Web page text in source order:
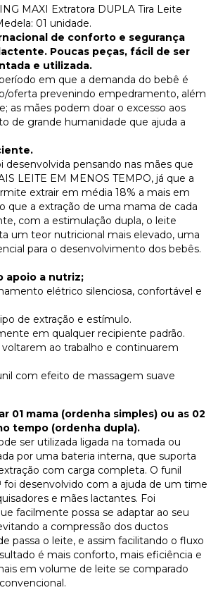
MAXI Extratora DUPLA Tira Leite
01 unidade.
de conforto e segurança
Poucas peças, fácil de ser
e utilizada.
em que a demanda do bebê é
oferta prevenindo empedramento, além
as mães podem doar o excesso aos
de grande humanidade que ajuda a
desenvolvida pensando nas mães que
LEITE EM MENOS TEMPO, já que a
extrair em média 18% a mais em
que a extração de uma mama de cada
com a estimulação dupla, o leite
um teor nutricional mais elevado, uma
para o desenvolvimento dos bebês.
apoio a nutriz;
elétrico silenciosa, confortável e
de extração e estímulo.
em qualquer recipiente padrão.
voltarem ao trabalho e continuarem
com efeito de massagem suave
01 mama (ordenha simples) ou as 02
tempo (ordenha dupla).
ser utilizada ligada na tomada ou
por uma bateria interna, que suporta
com carga completa. O funil
foi desenvolvido com a ajuda de um time
e mães lactantes. Foi
facilmente possa se adaptar ao seu
a compressão dos ductos
passa o leite, e assim facilitando o fluxo
é mais conforto, mais eficiência e
em volume de leite se comparado